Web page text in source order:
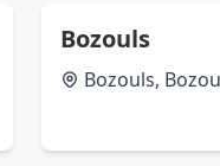
Bozouls
Bozouls,